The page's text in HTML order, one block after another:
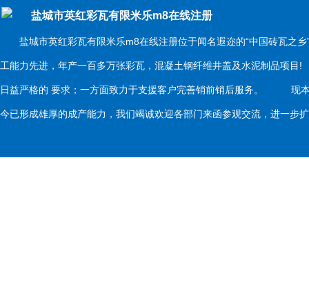
盐城市英红彩瓦有限米乐m8在线注册
盐城市英红彩瓦有限米乐m8在线注册位于闻名遐迩的“中国砖瓦之乡
工能力先进，年产一百多万张彩瓦，混凝土钢纤维井盖及水泥制品项
日益严格的 要求；一方面致力于支援客户完善销前销后服务。 现本
今已形成雄厚的成产能力，我们竭诚欢迎各部门来函参观交流，进一